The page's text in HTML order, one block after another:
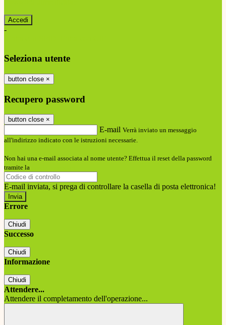
-
Seleziona utente
button close ×
Recupero password
button close ×
E-mail Verrà inviato un messaggio
all'indirizzo indicato con le istruzioni necessarie.
Non hai una e-mail associata al nome utente? Effettua il reset della password
tramite la
E-mail inviata, si prega di controllare la casella di posta elettronica!
Errore
Chiudi
Successo
Chiudi
Informazione
Chiudi
Attendere...
Attendere il completamento dell'operazione...